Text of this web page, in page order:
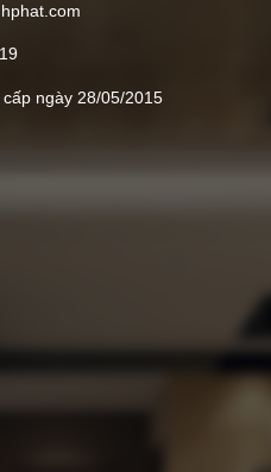
ngày 28/05/2015